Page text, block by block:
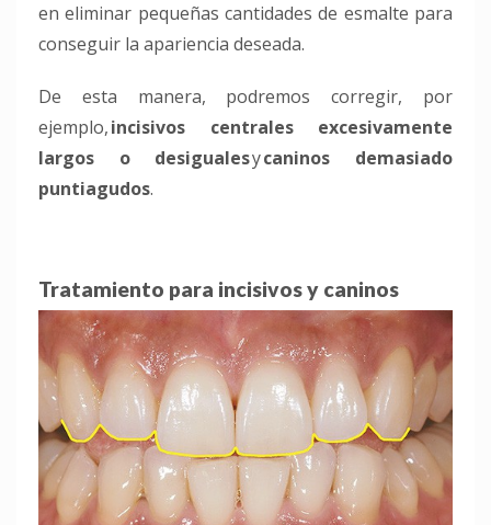
en eliminar pequeñas cantidades de esmalte para
conseguir la apariencia deseada.
De esta manera, podremos corregir, por
ejemplo,incisivos centrales excesivamente
largos o desigualesycaninos demasiado
puntiagudos.
Tratamiento para incisivos y caninos